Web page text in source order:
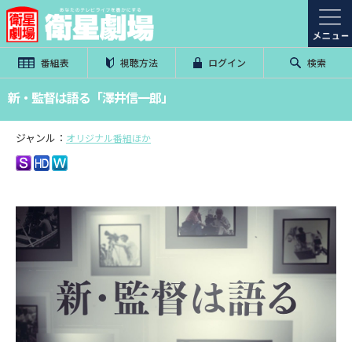
番組表 視聴方法 ログイン 検索
新・監督は語る「澤井信一郎」
ジャンル： オリジナル番組ほか